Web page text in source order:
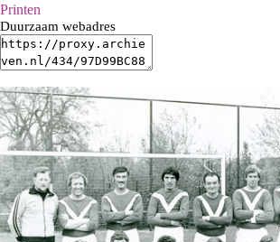
Printen
Duurzaam webadres